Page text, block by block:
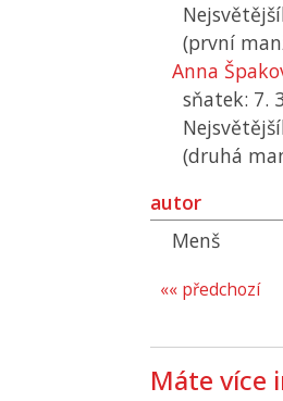
(první
Anna
sňatek: 7.
(druhá
autor
Menš
«« předchozí
Máte více